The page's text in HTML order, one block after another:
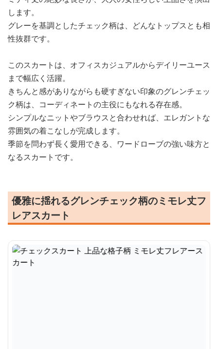
します。
グレーを基調としたチェック柄は、どんなトップスとも相
性抜群です。
このスカートは、オフィスカジュアルからデイリーユース
まで幅広く活躍。
きちんと感がありながらも硬すぎない印象のグレンチェッ
ク柄は、コーディネートの主役にもなれる存在感。
シンプルなニットやブラウスと合わせれば、エレガントな
雰囲気の着こなしが完成します。
季節を問わず長く愛用できる、ワードローブの強い味方と
なるスカートです。
優雅に揺れるグレンチェック柄のミモレ丈フ
レアスカート